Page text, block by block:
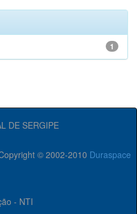
1
DE SERGIPE
© 2002-2010 Duraspace
- NTI